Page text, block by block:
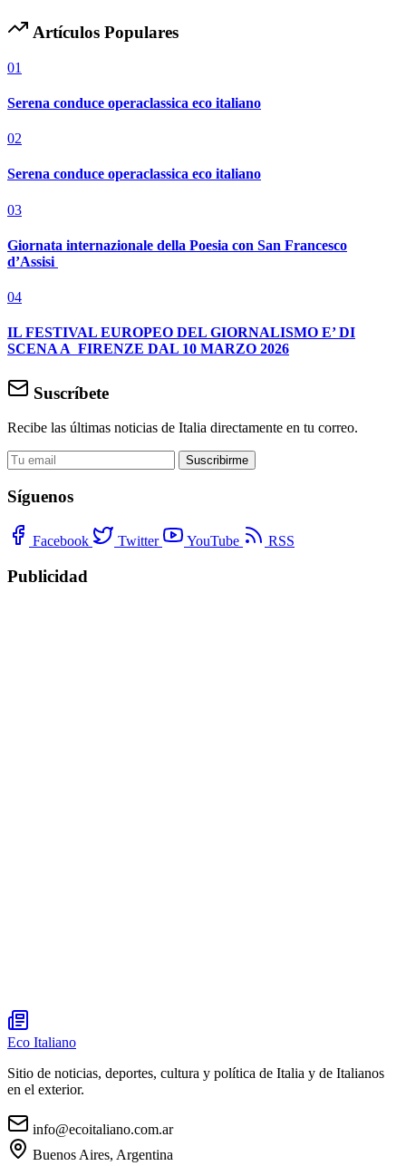
Artículos Populares
01
Serena conduce operaclassica eco italiano
02
Serena conduce operaclassica eco italiano
03
Giornata internazionale della Poesia con San Francesco
d’Assisi
04
IL FESTIVAL EUROPEO DEL GIORNALISMO E’ DI
SCENA A FIRENZE DAL 10 MARZO 2026
Suscríbete
Recibe las últimas noticias de Italia directamente en tu correo.
Suscribirme
Síguenos
Facebook Twitter YouTube RSS
Publicidad
Eco Italiano
Sitio de noticias, deportes, cultura y política de Italia y de Italianos
en el exterior.
info@ecoitaliano.com.ar
Buenos Aires, Argentina